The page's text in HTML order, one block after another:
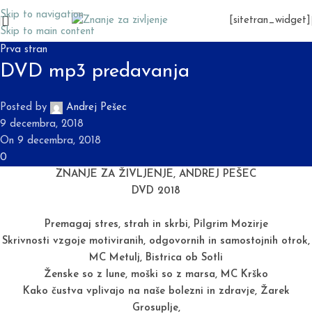
Skip to navigation
Skip to main content
[sitetran_widget]
Prva stran
DVD mp3 predavanja
Posted by
Andrej Pešec
9 decembra, 2018
On 9 decembra, 2018
0
ZNANJE ZA ŽIVLJENJE, ANDREJ PEŠEC
DVD 2018
Premagaj stres, strah in skrbi, Pilgrim Mozirje
Skrivnosti vzgoje motiviranih, odgovornih in samostojnih otrok,
MC Metulj, Bistrica ob Sotli
Ženske so z lune, moški so z marsa, MC Krško
Kako čustva vplivajo na naše bolezni in zdravje, Žarek
Grosuplje,